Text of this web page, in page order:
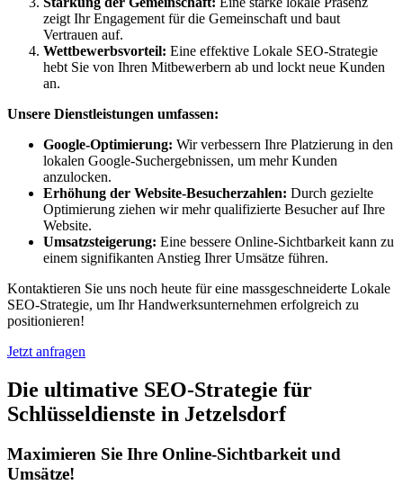
zeigt Ihr Engagement für die Gemeinschaft und baut
Vertrauen auf.
Wettbewerbsvorteil: Eine effektive Lokale SEO-Strategie
hebt Sie von Ihren Mitbewerbern ab und lockt neue Kunden
an.
Unsere Dienstleistungen umfassen:
Google-Optimierung: Wir verbessern Ihre Platzierung in den
lokalen Google-Suchergebnissen, um mehr Kunden
anzulocken.
Erhöhung der Website-Besucherzahlen: Durch gezielte
Optimierung ziehen wir mehr qualifizierte Besucher auf Ihre
Website.
Umsatzsteigerung: Eine bessere Online-Sichtbarkeit kann zu
einem signifikanten Anstieg Ihrer Umsätze führen.
Kontaktieren Sie uns noch heute für eine massgeschneiderte Lokale
SEO-Strategie, um Ihr Handwerksunternehmen erfolgreich zu
positionieren!
Jetzt anfragen
Die ultimative SEO-Strategie für
Schlüsseldienste in Jetzelsdorf
Maximieren Sie Ihre Online-Sichtbarkeit und
Umsätze!